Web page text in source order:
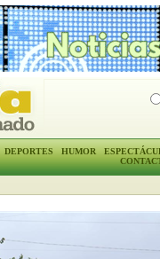
DEPORTES HUMOR